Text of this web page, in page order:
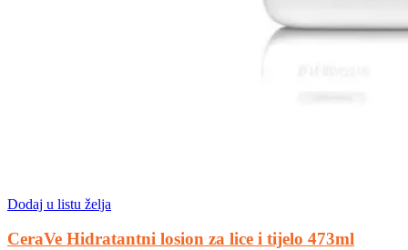
Dodaj u listu želja
CeraVe Hidratantni losion za lice i tijelo 473ml